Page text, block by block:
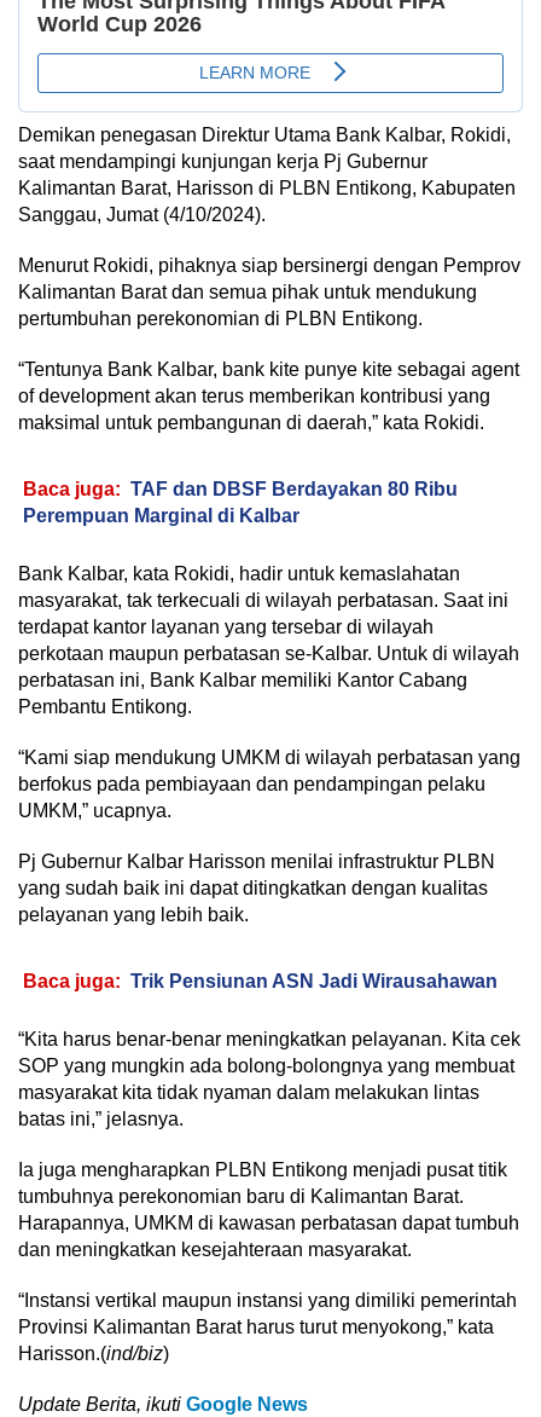
Demikan penegasan Direktur Utama Bank Kalbar, Rokidi,
saat mendampingi kunjungan kerja Pj Gubernur
Kalimantan Barat, Harisson di PLBN Entikong, Kabupaten
Sanggau, Jumat (4/10/2024).
Menurut Rokidi, pihaknya siap bersinergi dengan Pemprov
Kalimantan Barat dan semua pihak untuk mendukung
pertumbuhan perekonomian di PLBN Entikong.
“Tentunya Bank Kalbar, bank kite punye kite sebagai agent
of development akan terus memberikan kontribusi yang
maksimal untuk pembangunan di daerah,” kata Rokidi.
Baca juga: TAF dan DBSF Berdayakan 80 Ribu
Perempuan Marginal di Kalbar
Bank Kalbar, kata Rokidi, hadir untuk kemaslahatan
masyarakat, tak terkecuali di wilayah perbatasan. Saat ini
terdapat kantor layanan yang tersebar di wilayah
perkotaan maupun perbatasan se-Kalbar. Untuk di wilayah
perbatasan ini, Bank Kalbar memiliki Kantor Cabang
Pembantu Entikong.
“Kami siap mendukung UMKM di wilayah perbatasan yang
berfokus pada pembiayaan dan pendampingan pelaku
UMKM,” ucapnya.
Pj Gubernur Kalbar Harisson menilai infrastruktur PLBN
yang sudah baik ini dapat ditingkatkan dengan kualitas
pelayanan yang lebih baik.
Baca juga: Trik Pensiunan ASN Jadi Wirausahawan
“Kita harus benar-benar meningkatkan pelayanan. Kita cek
SOP yang mungkin ada bolong-bolongnya yang membuat
masyarakat kita tidak nyaman dalam melakukan lintas
batas ini,” jelasnya.
Ia juga mengharapkan PLBN Entikong menjadi pusat titik
tumbuhnya perekonomian baru di Kalimantan Barat.
Harapannya, UMKM di kawasan perbatasan dapat tumbuh
dan meningkatkan kesejahteraan masyarakat.
“Instansi vertikal maupun instansi yang dimiliki pemerintah
Provinsi Kalimantan Barat harus turut menyokong,” kata
Harisson.(ind/biz)
Update Berita, ikuti Google News